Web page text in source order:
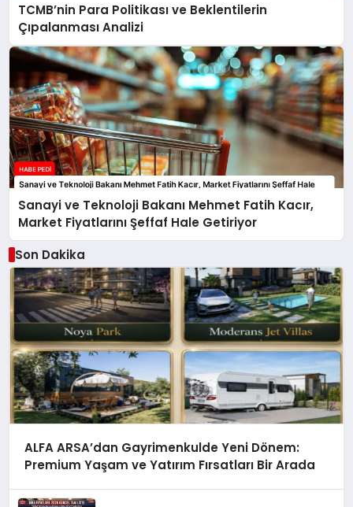
TCMB’nin Para Politikası ve Beklentilerin
Çıpalanması Analizi
Sanayi ve Teknoloji Bakanı Mehmet Fatih Kacır,
Market Fiyatlarını Şeffaf Hale Getiriyor
Son Dakika
ALFA ARSA’dan Gayrimenkulde Yeni Dönem:
Premium Yaşam ve Yatırım Fırsatları Bir Arada